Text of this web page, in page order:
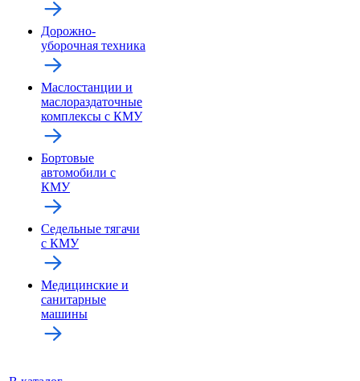
Дорожно-
уборочная техника
Маслостанции и
маслораздаточные
комплексы с КМУ
Бортовые
автомобили с
КМУ
Седельные тягачи
с КМУ
Медицинские и
санитарные
машины